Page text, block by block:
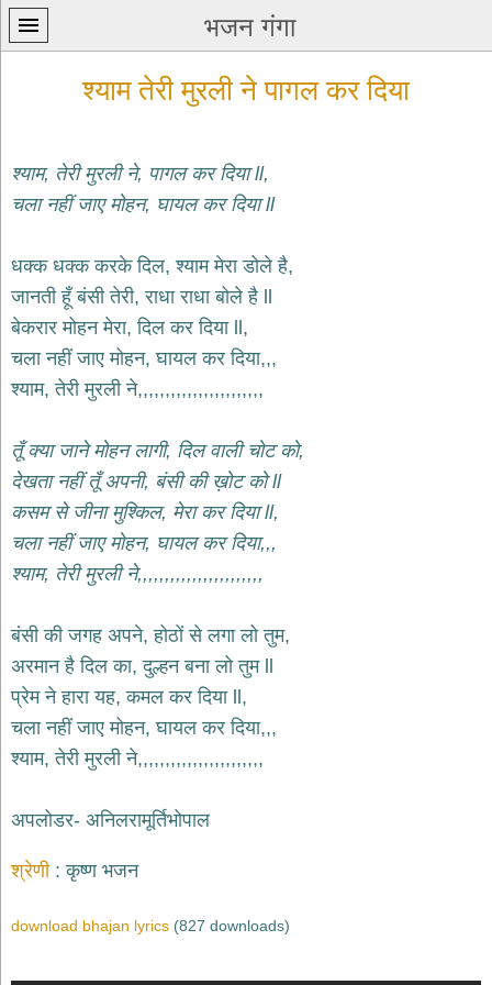
भजन गंगा
प्रथम
कृष्ण
भजन
krishna
bhajans
शिव
bhajans
हनुमान
भजन
hanuman
bhajans
साईं
sai
bhajans
जैन
भजन
jain
bhajans
दुर्गा
durga
bhajans
गणेश
bhajans
श्याम तेरी मुरली ने पागल कर दिया
श्याम, तेरी मुरली ने, पागल कर दिया ll,
चला नहीं जाए मोहन, घायल कर दिया ll
धक्क धक्क करके दिल, श्याम मेरा डोले है,
जानती हूँ बंसी तेरी, राधा राधा बोले है ll
बेकरार मोहन मेरा, दिल कर दिया ll,
चला नहीं जाए मोहन, घायल कर दिया,,,
श्याम, तेरी मुरली ने,,,,,,,,,,,,,,,,,,,,,,,
तूँ क्या जाने मोहन लागी, दिल वाली चोट को,
देखता नहीं तूँ अपनी, बंसी की ख़ोट को ll
कसम से जीना मुश्किल, मेरा कर दिया ll,
चला नहीं जाए मोहन, घायल कर दिया,,,
श्याम, तेरी मुरली ने,,,,,,,,,,,,,,,,,,,,,,,
बंसी की जगह अपने, होठों से लगा लो तुम,
अरमान है दिल का, दुल्हन बना लो तुम ll
प्रेम ने हारा यह, कमल कर दिया ll,
चला नहीं जाए मोहन, घायल कर दिया,,,
श्याम, तेरी मुरली ने,,,,,,,,,,,,,,,,,,,,,,,
अपलोडर- अनिलरामूर्तिभोपाल
श्रेणी कृष्ण भजन
download bhajan lyrics (827 downloads)